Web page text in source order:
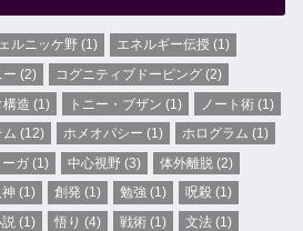
ルニッケ野(1) エネルギー伝授(1)
ー (2) コグニティブドーピング(2)
構造 (1) トニー・ブザン (1) ノート術 (1)
ム (12) ホメオパシー (1) ホログラム (1)
ーガ(1) 中心視野 (3) 体外離脱 (2)
神 (1) 創発 (1) 勉強 (1) 呪殺 (1)
(1) 悟り (4) 戦術 (1) 文法 (1)